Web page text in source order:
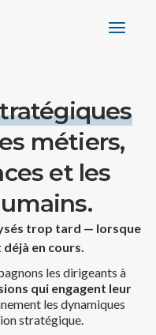
métiers,
et les
trop tard — lorsque
en cours.
les dirigeants à
qui engagent leur
les dynamiques
stratégique.